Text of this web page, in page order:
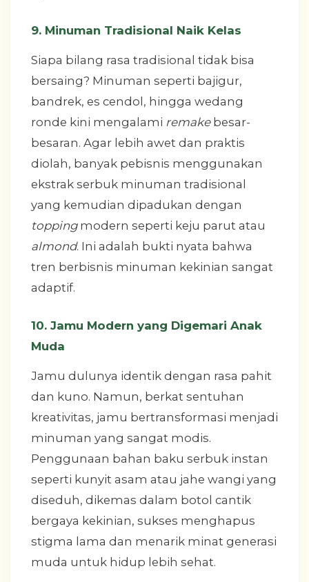
9. Minuman Tradisional Naik Kelas
Siapa bilang rasa tradisional tidak bisa
bersaing? Minuman seperti bajigur,
bandrek, es cendol, hingga wedang
ronde kini mengalami remakebesar-
besaran. Agar lebih awet dan praktis
diolah, banyak pebisnis menggunakan
ekstrak serbuk minuman tradisional
yang kemudian dipadukan dengan
toppingmodern seperti keju parut atau
almond. Ini adalah bukti nyata bahwa
tren berbisnis minuman kekinian sangat
adaptif.
10. Jamu Modern yang Digemari Anak
Muda
Jamu dulunya identik dengan rasa pahit
dan kuno. Namun, berkat sentuhan
kreativitas, jamu bertransformasi menjadi
minuman yang sangat modis.
Penggunaan bahan baku serbuk instan
seperti kunyit asam atau jahe wangi yang
diseduh, dikemas dalam botol cantik
bergaya kekinian, sukses menghapus
stigma lama dan menarik minat generasi
muda untuk hidup lebih sehat.